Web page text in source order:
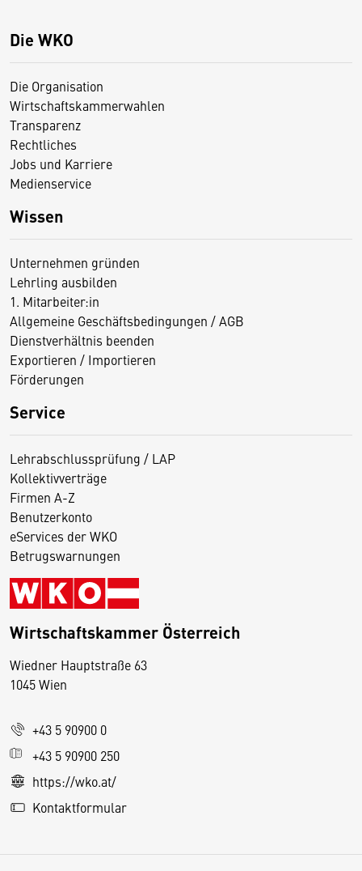
Die WKO
Die Organisation
Wirtschaftskammerwahlen
Transparenz
Rechtliches
Jobs und Karriere
Medienservice
Wissen
Unternehmen gründen
Lehrling ausbilden
1. Mitarbeiter:in
Allgemeine Geschäftsbedingungen / AGB
Dienstverhältnis beenden
Exportieren / Importieren
Förderungen
Service
Lehrabschlussprüfung / LAP
Kollektivverträge
Firmen A-Z
Benutzerkonto
eServices der WKO
Betrugswarnungen
Wirtschaftskammer Österreich
Wiedner Hauptstraße 63
1045 Wien
+43 5 90900 0
+43 5 90900 250
https://wko.at/
Kontaktformular
D
s
e
S
e